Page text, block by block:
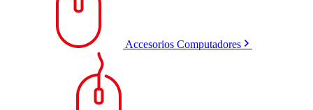
Accesorios Computadores